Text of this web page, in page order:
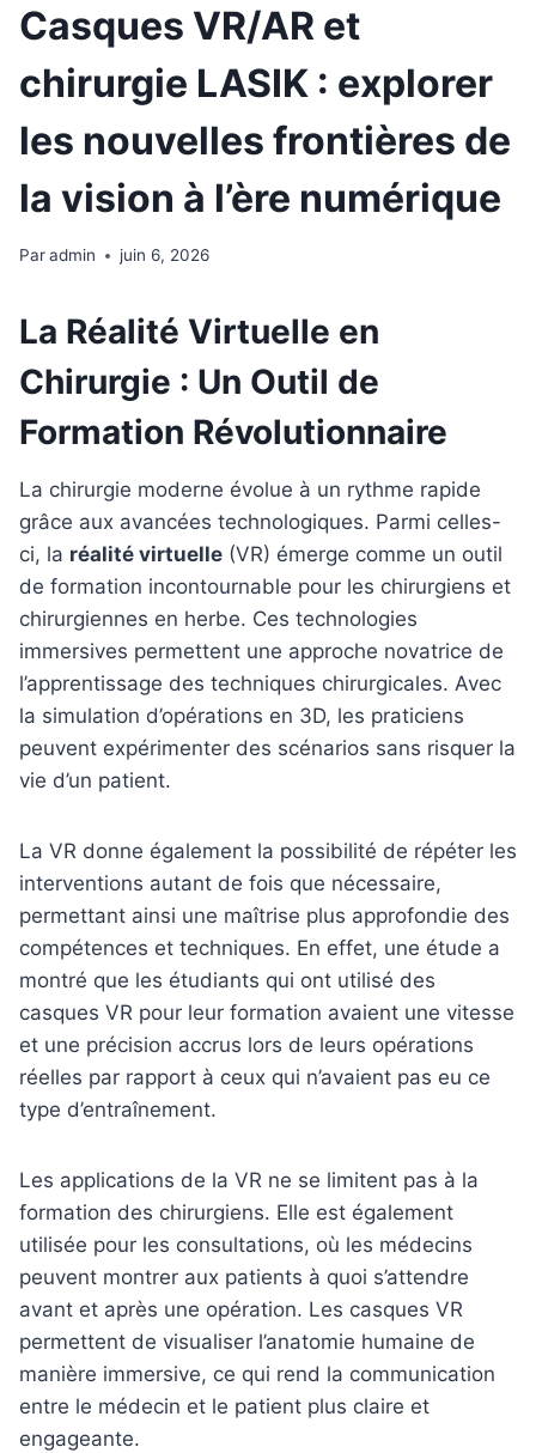
Casques VR/AR et
chirurgie LASIK : explorer
les nouvelles frontières de
la vision à l’ère numérique
Paradmin juin 6, 2026
La Réalité Virtuelle en
Chirurgie : Un Outil de
Formation Révolutionnaire
La chirurgie moderne évolue à un rythme rapide
grâce aux avancées technologiques. Parmi celles-
ci, la réalité virtuelle (VR) émerge comme un outil
de formation incontournable pour les chirurgiens et
chirurgiennes en herbe. Ces technologies
immersives permettent une approche novatrice de
l’apprentissage des techniques chirurgicales. Avec
la simulation d’opérations en 3D, les praticiens
peuvent expérimenter des scénarios sans risquer la
vie d’un patient.
La VR donne également la possibilité de répéter les
interventions autant de fois que nécessaire,
permettant ainsi une maîtrise plus approfondie des
compétences et techniques. En effet, une étude a
montré que les étudiants qui ont utilisé des
casques VR pour leur formation avaient une vitesse
et une précision accrus lors de leurs opérations
réelles par rapport à ceux qui n’avaient pas eu ce
type d’entraînement.
Les applications de la VR ne se limitent pas à la
formation des chirurgiens. Elle est également
utilisée pour les consultations, où les médecins
peuvent montrer aux patients à quoi s’attendre
avant et après une opération. Les casques VR
permettent de visualiser l’anatomie humaine de
manière immersive, ce qui rend la communication
entre le médecin et le patient plus claire et
engageante.